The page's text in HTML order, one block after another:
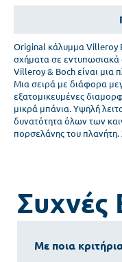
Original κάλυμμα Villeroy
σχήματα σε εντυπωσιακά
Villeroy & Boch είναι μια
Μια σειρά με διάφορα
εξατομικευμένες
μικρά μπάνια. Υψηλή
δυνατότητα όλων των
πορσελάνης του πλανήτη.
Συχνές
Με ποια